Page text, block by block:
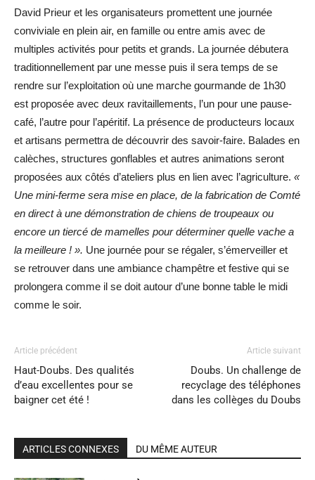
David Prieur et les organisateurs promettent une journée
conviviale en plein air, en famille ou entre amis avec de
multiples activités pour petits et grands. La journée débutera
traditionnellement par une messe puis il sera temps de se
rendre sur l’exploitation où une marche gourmande de 1h30
est proposée avec deux ravitaillements, l’un pour une pause-
café, l’autre pour l’apéritif. La présence de producteurs locaux
et artisans permettra de découvrir des savoir-faire. Balades en
calèches, structures gonflables et autres animations seront
proposées aux côtés d’ateliers plus en lien avec l’agriculture. «
Une mini-ferme sera mise en place, de la fabrication de Comté
en direct à une démonstration de chiens de troupeaux ou
encore un tiercé de mamelles pour déterminer quelle vache a
la meilleure ! ». Une journée pour se régaler, s’émerveiller et
se retrouver dans une ambiance champêtre et festive qui se
prolongera comme il se doit autour d’une bonne table le midi
comme le soir.
Article précédent
Haut-Doubs. Des qualités
d’eau excellentes pour se
baigner cet été !
Article suivant
Doubs. Un challenge de
recyclage des téléphones
dans les collèges du Doubs
ARTICLES CONNEXES DU MÊME AUTEUR